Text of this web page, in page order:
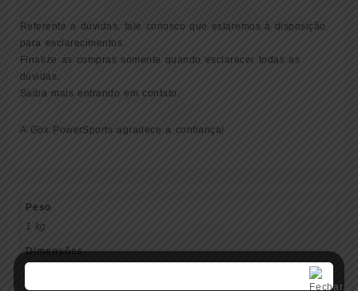
Referente a dúvidas, fale conosco que estaremos à disposição
para esclarecimentos.
Finalize as compras somente quando esclarecer todas as
dúvidas.
Saiba mais entrando em contato.
A Gox PowerSports agradece a confiança!
Peso
1 kg
Dimensões